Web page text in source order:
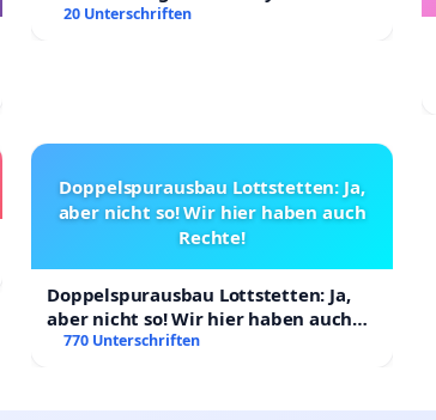
20 Unterschriften
Doppelspurausbau Lottstetten: Ja,
aber nicht so! Wir hier haben auch
Rechte!
Doppelspurausbau Lottstetten: Ja,
aber nicht so! Wir hier haben auch
Rechte!
770 Unterschriften